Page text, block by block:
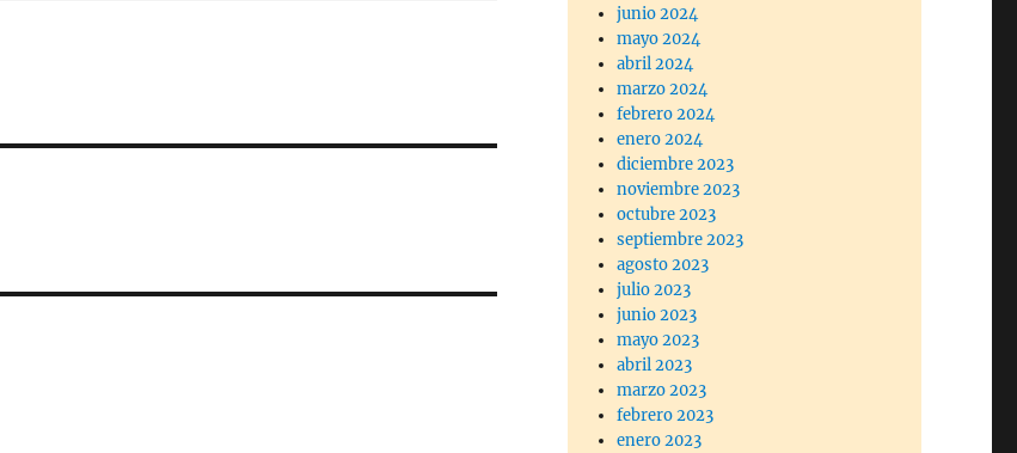
junio 2024
mayo 2024
abril 2024
marzo 2024
febrero 2024
enero 2024
diciembre 2023
noviembre 2023
octubre 2023
septiembre 2023
agosto 2023
julio 2023
junio 2023
mayo 2023
abril 2023
marzo 2023
febrero 2023
enero 2023